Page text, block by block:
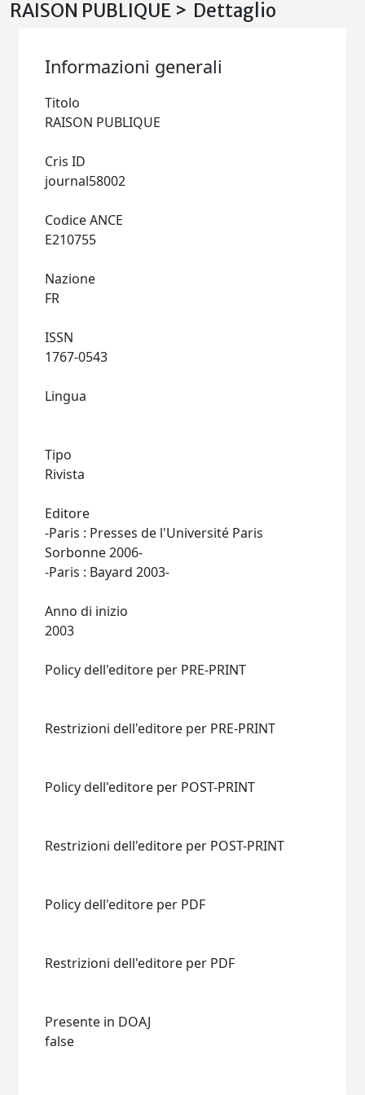
RAISON PUBLIQUE > Dettaglio
Informazioni generali
Titolo
Cris ID
Codice ANCE
Nazione
ISSN
Lingua
Tipo
Rivista
Editore
-Paris : Presses de l'Université Paris
Sorbonne 2006-
Anno di inizio
Policy dell'editore per PRE-PRINT
Restrizioni dell'editore per PRE-PRINT
Policy dell'editore per POST-PRINT
Restrizioni dell'editore per POST-PRINT
Policy dell'editore per PDF
Restrizioni dell'editore per PDF
Presente in DOAJ